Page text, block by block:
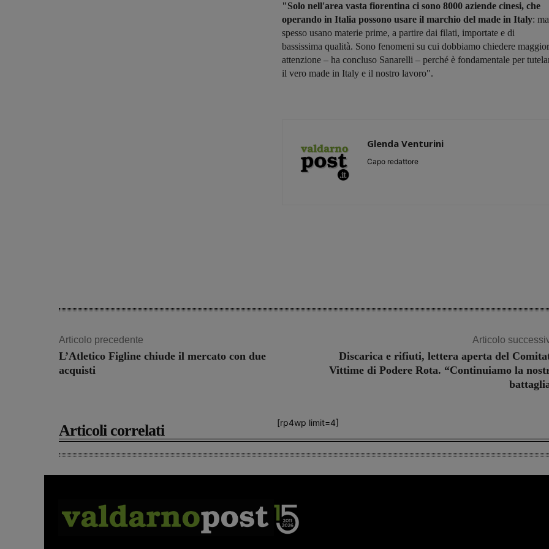
"Solo nell'area vasta fiorentina ci sono 8000 aziende cinesi, che
operando in Italia possono usare il marchio del made in Italy: ma
spesso usano materie prime, a partire dai filati, importate e di
bassissima qualità. Sono fenomeni su cui dobbiamo chiedere
attenzione – ha concluso Sanarelli – perché è fondamentale per
il vero made in Italy e il nostro lavoro".
Glenda Venturini
Capo redattore
Articolo precedente
L’Atletico Figline chiude il mercato con due
acquisti
Articolo
Discarica e rifiuti, lettera aperta del
Vittime di Podere Rota. “Continuiamo la
[rp4wp limit=4]
Articoli correlati